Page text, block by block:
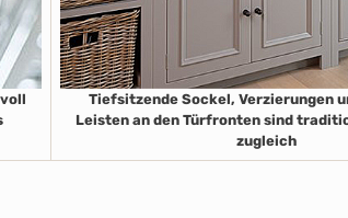
Tiefsitzende Sockel, Verzierungen
Leisten an den Türfronten sind
zugleich